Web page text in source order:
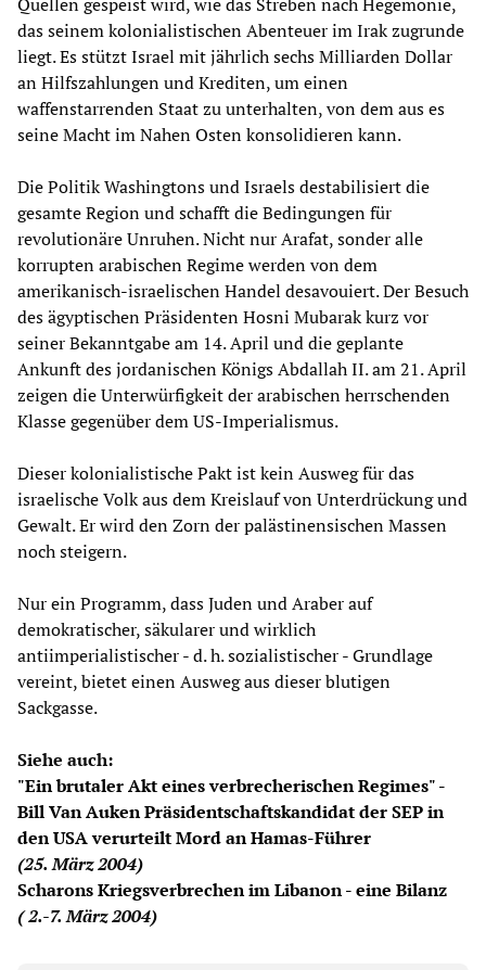
Quellen gespeist wird, wie das Streben nach Hegemonie,
das seinem kolonialistischen Abenteuer im Irak zugrunde
liegt. Es stützt Israel mit jährlich sechs Milliarden Dollar
an Hilfszahlungen und Krediten, um einen
waffenstarrenden Staat zu unterhalten, von dem aus es
seine Macht im Nahen Osten konsolidieren kann.
Die Politik Washingtons und Israels destabilisiert die
gesamte Region und schafft die Bedingungen für
revolutionäre Unruhen. Nicht nur Arafat, sonder alle
korrupten arabischen Regime werden von dem
amerikanisch-israelischen Handel desavouiert. Der Besuch
des ägyptischen Präsidenten Hosni Mubarak kurz vor
seiner Bekanntgabe am 14. April und die geplante
Ankunft des jordanischen Königs Abdallah II. am 21. April
zeigen die Unterwürfigkeit der arabischen herrschenden
Klasse gegenüber dem US-Imperialismus.
Dieser kolonialistische Pakt ist kein Ausweg für das
israelische Volk aus dem Kreislauf von Unterdrückung und
Gewalt. Er wird den Zorn der palästinensischen Massen
noch steigern.
Nur ein Programm, dass Juden und Araber auf
demokratischer, säkularer und wirklich
antiimperialistischer - d. h. sozialistischer - Grundlage
vereint, bietet einen Ausweg aus dieser blutigen
Sackgasse.
Siehe auch:
"Ein brutaler Akt eines verbrecherischen Regimes" -
Bill Van Auken Präsidentschaftskandidat der SEP in
den USA verurteilt Mord an Hamas-Führer
(25. März 2004)
Scharons Kriegsverbrechen im Libanon - eine Bilanz
( 2.-7. März 2004)